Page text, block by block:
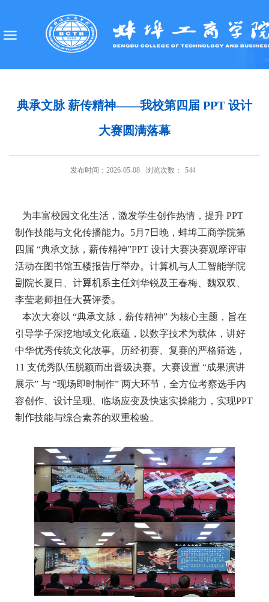
典承文脉 薪传精神——我校第四届 PPT 设计
大赛圆满落幕
发布时间：2026-05-08 浏览次数： 544
为丰富校园文化生活，激发学生创作热情，提升 PPT
制作技能与文化传播能力。 5月7 日 晚，蚌埠工商学院第
四届 “典承文脉，薪传精神”PPT 设计大赛决赛观摩评审
活动在图书馆五楼报告厅举办。计算机与人工智能学院
副 院长夏日、 计算机系主任刘华锐及王春梅、魏双双、
李莹老师担任大赛评委。
本次大赛以 “典承文脉，薪传精神” 为核心主题，旨在
引导学子深挖地域文化底蕴，以数字技术为载体，讲好
中华优秀传统文化故事。历经初赛、复赛的严格筛选，
11 支优秀队伍脱颖而出晋级决赛。大赛设置 “成果演讲
展示” 与 “现场即时制作” 两大环节，全方位考察选手内
容创作、设计呈现、临场应变及快速实操能力，实现PPT
制作技能与综合素养的双重检验。